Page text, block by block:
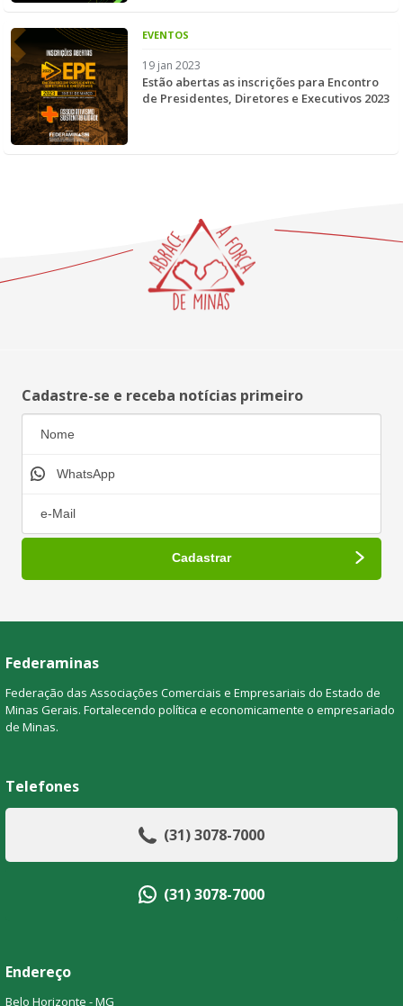
EVENTOS
19 jan 2023
Estão abertas as inscrições para Encontro
de Presidentes, Diretores e Executivos 2023
Cadastre-se e receba notícias primeiro
Federaminas
Federação das Associações Comerciais e Empresariais do Estado de
Minas Gerais. Fortalecendo política e economicamente o empresariado
de Minas.
Telefones
(31) 3078-7000
(31) 3078-7000
Endereço
Belo Horizonte - MG